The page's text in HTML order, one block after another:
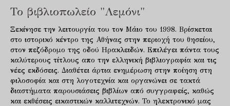
Το βιβλιοπωλείο "Λεμόνι"
Ξεκίνησε την λειτουργία του τον Μάιο του 1998. Βρίσκεται
στο ιστορικό κέντρο της Αθήνας στην περιοχή του θησείου,
στον πεζόδρομο της οδού Ηρακλειδών. Επιλέγει πάντα τους
καλύτερους τίτλους απο την ελληνική βιβλιογραφία και τις
νέες εκδόσεις. Διαθέτει άρτια ενημέρωση στην ποίηση στη
φιλοσοφία και στη λογοτεχνία και οργανώνει σε τακτά
διαστήματα παρουσιάσεις βιβλίων από συγγραφείς, καθώς
και εκθέσεις εικαστικών καλλιτεχνών. Το ηλεκτρονικό μας